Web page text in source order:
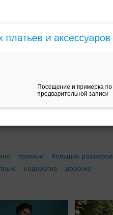
и аксессуаров
Посещение и примерка по
предварительной записи
прямые
больших размеров
недорогие дорогие